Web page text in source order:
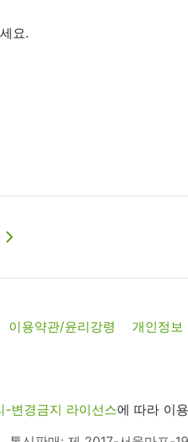
요.
이용약관/윤리강령 개인정보
변경금지 라이선스에 따라 이